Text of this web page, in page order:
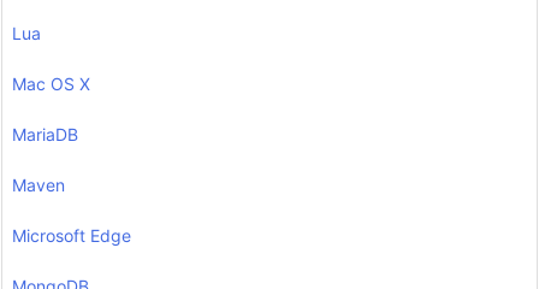
Lua
Mac OS X
MariaDB
Maven
Microsoft Edge